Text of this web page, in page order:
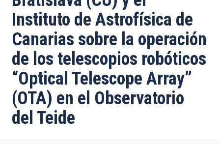
navegación
Instituto de Astrofísica de
Canarias sobre la operación
de los telescopios robóticos
“Optical Telescope Array”
(OTA) en el Observatorio
del Teide